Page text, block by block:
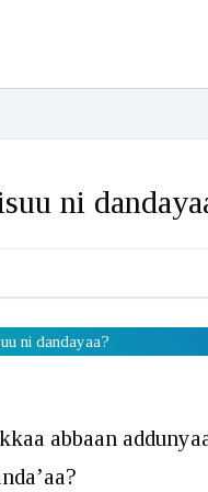
ni
ni dandayaa?
abbaan